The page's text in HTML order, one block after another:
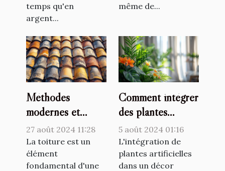
temps qu'en
argent...
même de...
Méthodes
modernes et
traditionnelles de
couverture de
toiture
27 août 2024 11:28
La toiture est un
élément
fondamental d'une
Comment intégrer
des plantes
artificielles dans
votre décor
intérieur
5 août 2024 01:16
L'intégration de
plantes artificielles
dans un décor